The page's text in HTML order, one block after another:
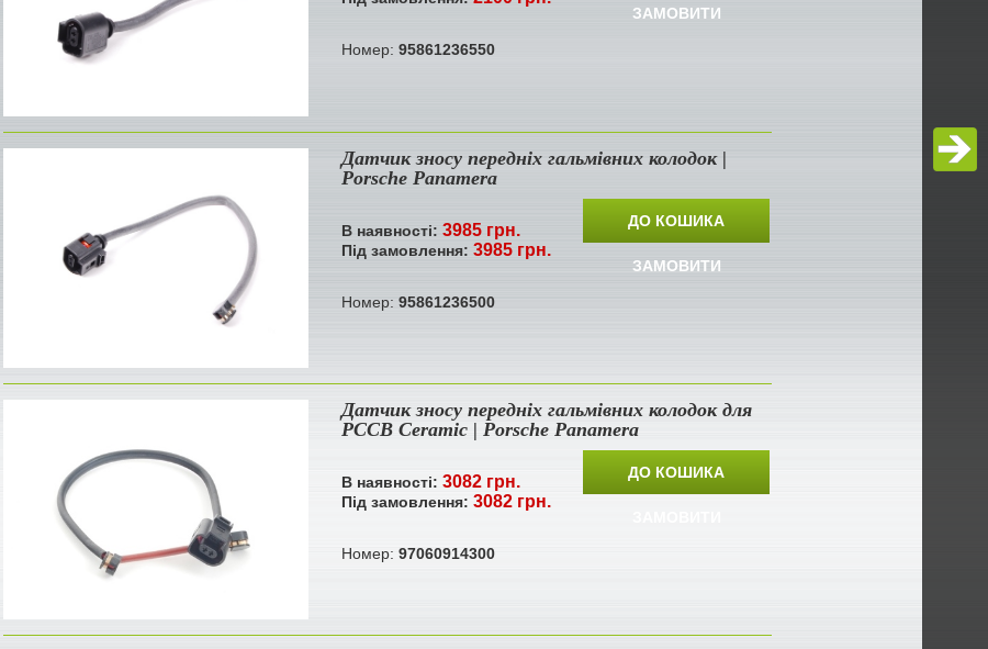
ЗАМОВИТИ
Номер: 95861236550
Датчик зносу передніх гальмівних колодок |
Porsche Panamera
В наявності: 3985 грн.
Під замовлення: 3985 грн.
ДО КОШИКА
ЗАМОВИТИ
Номер: 95861236500
Датчик зносу передніх гальмівних колодок для
PCCB Ceramic | Porsche Panamera
В наявності: 3082 грн.
Під замовлення: 3082 грн.
ДО КОШИКА
Номер: 97060914300